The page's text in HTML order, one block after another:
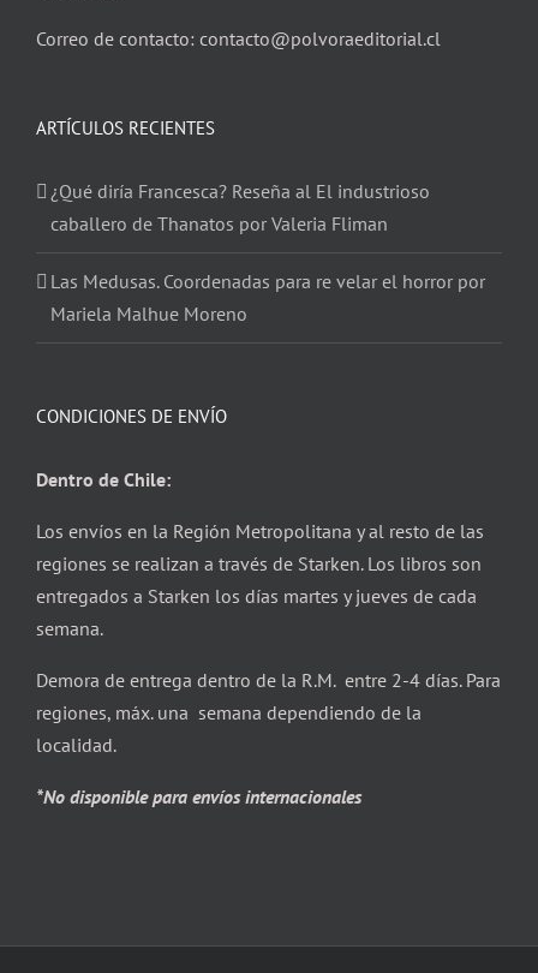
Correo de contacto: contacto@polvoraeditorial.cl
ARTÍCULOS RECIENTES
¿Qué diría Francesca? Reseña al El industrioso
caballero de Thanatos por Valeria Fliman
Las Medusas. Coordenadas para re velar el horror por
Mariela Malhue Moreno
CONDICIONES DE ENVÍO
Dentro de Chile:
Los envíos en la Región Metropolitana y al resto de las
regiones se realizan a través de Starken. Los libros son
entregados a Starken los días martes y jueves de cada
semana.
Demora de entrega dentro de la R.M. entre 2-4 días. Para
regiones, máx. una semana dependiendo de la
localidad.
*No disponible para envíos internacionales